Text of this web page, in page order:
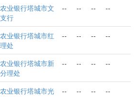
业银行塔城市文
行
-- -- -- --
业银行塔城市红
处
-- -- -- --
业银行塔城市新
理处
-- -- -- --
业银行塔城市光
-- -- -- --